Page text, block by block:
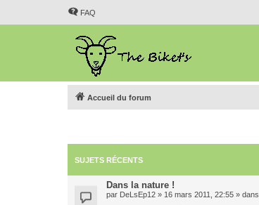
FAQ
Accueil du forum
SUJETS RÉCENTS
Dans la nature !
par DeLsEp12 » 16 mars 2011, 22:55 » dans